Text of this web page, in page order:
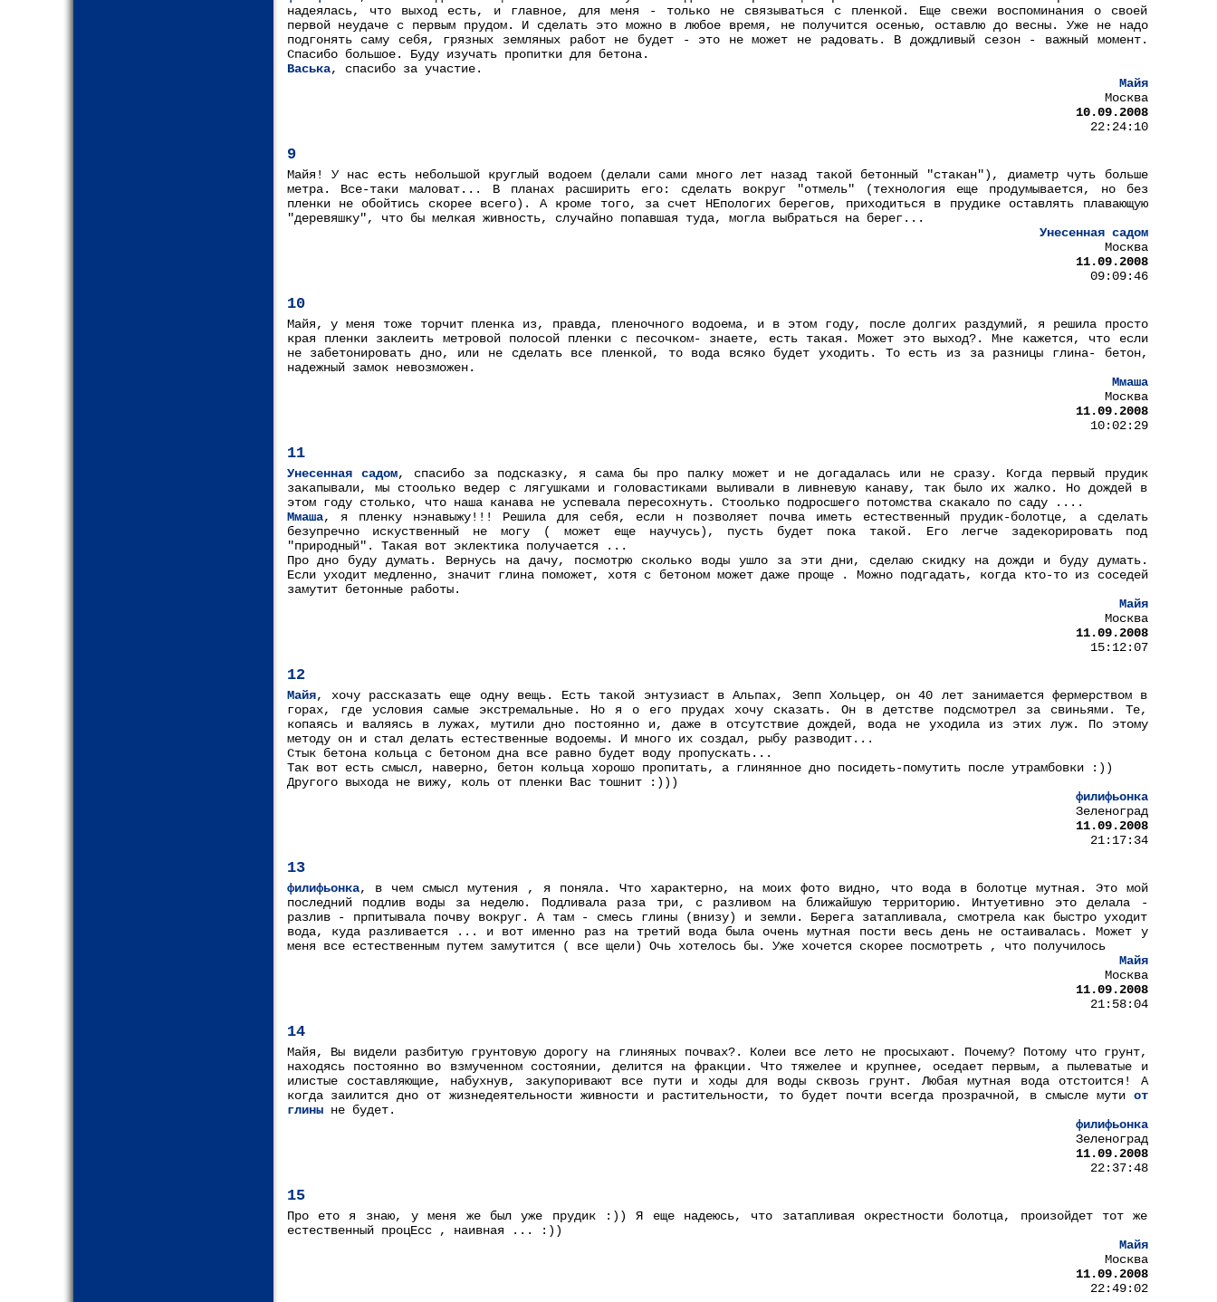
надеялась, что выход есть, и главное, для меня - только не связываться с пленкой. Еще свежи воспоминания о своей
первой неудаче с первым прудом. И сделать это можно в любое время, не получится осенью, оставлю до весны. Уже не надо
подгонять саму себя, грязных земляных работ не будет - это не может не радовать. В дождливый сезон - важный момент.
Спасибо большое. Буду изучать пропитки для бетона.
Васька, спасибо за участие.
Майя
Москва
10.09.2008
22:24:10
9
Майя! У нас есть небольшой круглый водоем (делали сами много лет назад такой бетонный "стакан"), диаметр чуть больше
метра. Все-таки маловат... В планах расширить его: сделать вокруг "отмель" (технология еще продумывается, но без
пленки не обойтись скорее всего). А кроме того, за счет НЕпологих берегов, приходиться в прудике оставлять плавающую
"деревяшку", что бы мелкая живность, случайно попавшая туда, могла выбраться на берег...
Унесенная садом
Москва
11.09.2008
09:09:46
10
Майя, у меня тоже торчит пленка из, правда, пленочного водоема, и в этом году, после долгих раздумий, я решила просто
края пленки заклеить метровой полосой пленки с песочком- знаете, есть такая. Может это выход?. Мне кажется, что если
не забетонировать дно, или не сделать все пленкой, то вода всяко будет уходить. То есть из за разницы глина- бетон,
надежный замок невозможен.
Ммаша
Москва
11.09.2008
10:02:29
11
Унесенная садом, спасибо за подсказку, я сама бы про палку может и не догадалась или не сразу. Когда первый прудик
закапывали, мы стоолько ведер с лягушками и головастиками выливали в ливневую канаву, так было их жалко. Но дождей в
этом году столько, что наша канава не успевала пересохнуть. Стоолько подросшего потомства скакало по саду ....
Ммаша, я пленку нэнавыжу!!! Решила для себя, если н позволяет почва иметь естественный прудик-болотце, а сделать
безупречно искуственный не могу ( может еще научусь), пусть будет пока такой. Его легче задекорировать под
"природный". Такая вот эклектика получается ...
Про дно буду думать. Вернусь на дачу, посмотрю сколько воды ушло за эти дни, сделаю скидку на дожди и буду думать.
Если уходит медленно, значит глина поможет, хотя с бетоном может даже проще . Можно подгадать, когда кто-то из соседей
замутит бетонные работы.
Майя
Москва
11.09.2008
15:12:07
12
Майя, хочу рассказать еще одну вещь. Есть такой энтузиаст в Альпах, Зепп Хольцер, он 40 лет занимается фермерством в
горах, где условия самые экстремальные. Но я о его прудах хочу сказать. Он в детстве подсмотрел за свиньями. Те,
копаясь и валяясь в лужах, мутили дно постоянно и, даже в отсутствие дождей, вода не уходила из этих луж. По этому
методу он и стал делать естественные водоемы. И много их создал, рыбу разводит...
Стык бетона кольца с бетоном дна все равно будет воду пропускать...
Так вот есть смысл, наверно, бетон кольца хорошо пропитать, а глинянное дно посидеть-помутить после утрамбовки :))
Другого выхода не вижу, коль от пленки Вас тошнит :)))
филифьонка
Зеленоград
11.09.2008
21:17:34
13
филифьонка, в чем смысл мутения , я поняла. Что характерно, на моих фото видно, что вода в болотце мутная. Это мой
последний подлив воды за неделю. Подливала раза три, с разливом на ближайшую территорию. Интуетивно это делала -
разлив - прпитывала почву вокруг. А там - смесь глины (внизу) и земли. Берега затапливала, смотрела как быстро уходит
вода, куда разливается ... и вот именно раз на третий вода была очень мутная пости весь день не остаивалась. Может у
меня все естественным путем замутится ( все щели) Очь хотелось бы. Уже хочется скорее посмотреть , что получилось
Майя
Москва
11.09.2008
21:58:04
14
Майя, Вы видели разбитую грунтовую дорогу на глиняных почвах?. Колеи все лето не просыхают. Почему? Потому что грунт,
находясь постоянно во взмученном состоянии, делится на фракции. Что тяжелее и крупнее, оседает первым, а пылеватые и
илистые составляющие, набухнув, закупоривают все пути и ходы для воды сквозь грунт. Любая мутная вода отстоится! А
когда заилится дно от жизнедеятельности живности и растительности, то будет почти всегда прозрачной, в смысле мути от
глиныне будет.
филифьонка
Зеленоград
11.09.2008
22:37:48
15
Про ето я знаю, у меня же был уже прудик :)) Я еще надеюcь, что затапливая окрестности болотца, произойдет тот же
естественный процЕсс , наивная ... :))
Майя
Москва
11.09.2008
22:49:02